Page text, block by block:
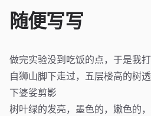
随便写写
做完实验没到吃饭的点，于是我
自狮山脚下走过，五层楼高的树
下婆娑剪影
树叶绿的发亮，墨色的，嫩色的